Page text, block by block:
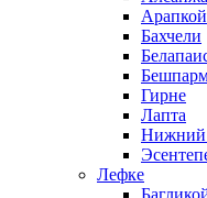
Арапкой
Бахчели
Гирне
Лапта
Нижний
Лефке